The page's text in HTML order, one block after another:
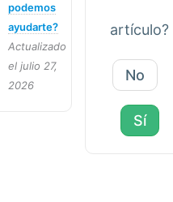
podemos
ayudarte?
Actualizado
el julio 27,
2026
artículo?
No
Sí